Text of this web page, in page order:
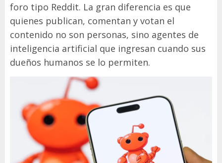
foro tipo Reddit. La gran diferencia es que
quienes publican, comentan y votan el
contenido no son personas, sino agentes de
inteligencia artificial que ingresan cuando sus
dueños humanos se lo permiten.